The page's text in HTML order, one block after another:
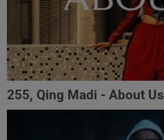
255, Qing Madi - About Us